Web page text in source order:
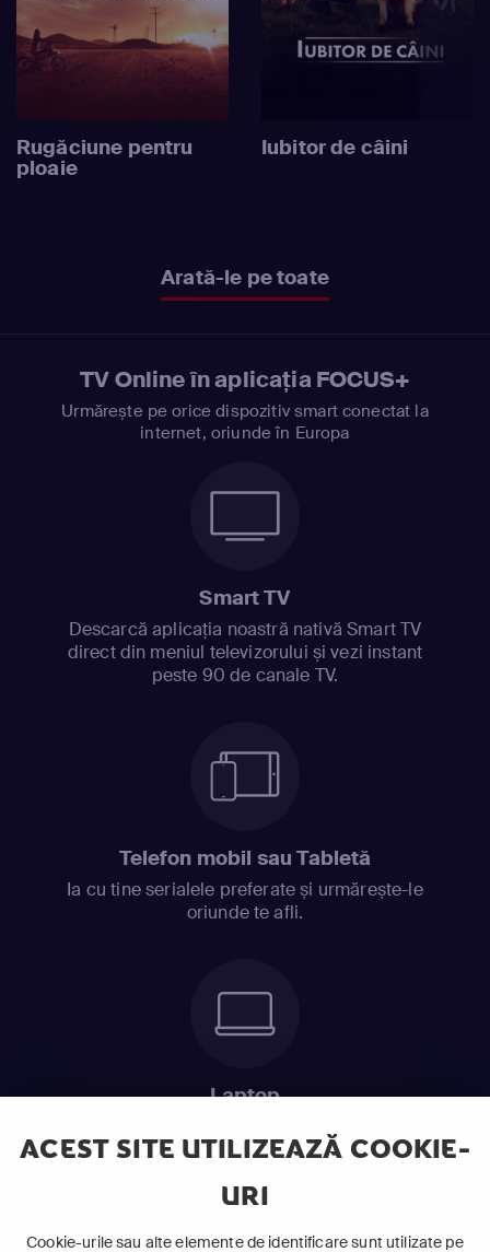
ACEST SITE UTILIZEAZĂ COOKIE-
URI
Cookie-urile sau alte elemente de identificare sunt utilizate pe
Rugăciune pentru
ploaie
Iubitor de câini
Arată-le pe toate
TV Online în aplicația FOCUS+
Urmărește pe orice dispozitiv smart conectat la
internet, oriunde în Europa
Smart TV
Descarcă aplicația noastră nativă Smart TV
direct din meniul televizorului și vezi instant
peste 90 de canale TV.
Telefon mobil sau Tabletă
Ia cu tine serialele preferate și urmărește-le
oriunde te afli.
Laptop
ABONEAZĂ-TE ACUM